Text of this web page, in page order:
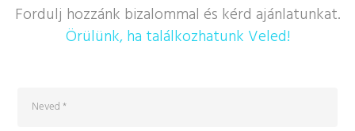
Fordulj hozzánk bizalommal és kérd ajánlatunkat.
Örülünk, ha találkozhatunk Veled!